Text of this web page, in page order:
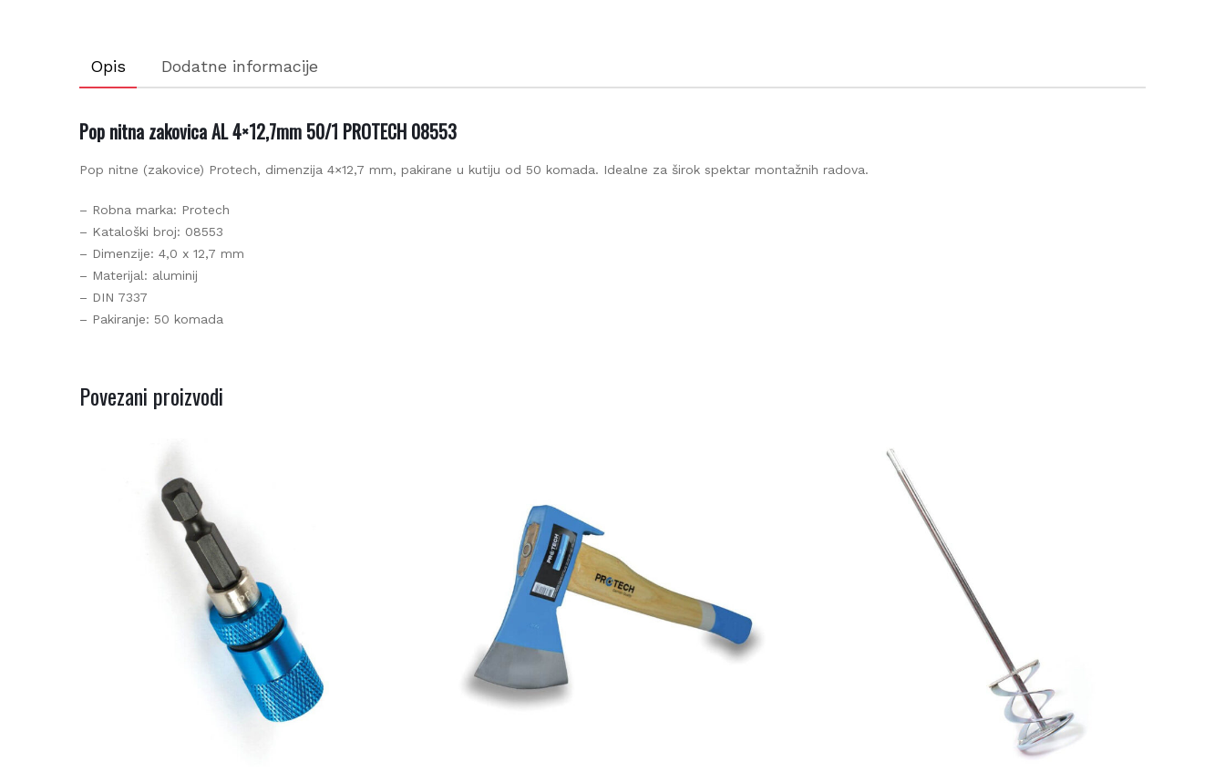
Opis Dodatne informacije
Pop nitna zakovica AL 4×12,7mm 50/1 PROTECH 08553
Pop nitne (zakovice) Protech, dimenzija 4×12,7 mm, pakirane u kutiju od 50 komada. Idealne za širok spektar montažnih radova.
– Robna marka: Protech
– Kataloški broj: 08553
– Dimenzije: 4,0 x 12,7 mm
– Materijal: aluminij
– DIN 7337
– Pakiranje: 50 komada
Povezani proizvodi
Besplatna i brza dostava na gradilište za kupljenu robu iznad 650
Besplatna dostava robe moguća je za područje Grada Zagreba i
Zagrebačke županije.
Rezerviraj dostavu
zpprodaja@z-profil.hrili099/2347-333